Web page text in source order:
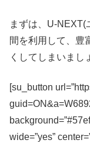
まずは、U-NEXT(
間を利用して、豊
くしてしまいまし
[su_button
wide=”yes”